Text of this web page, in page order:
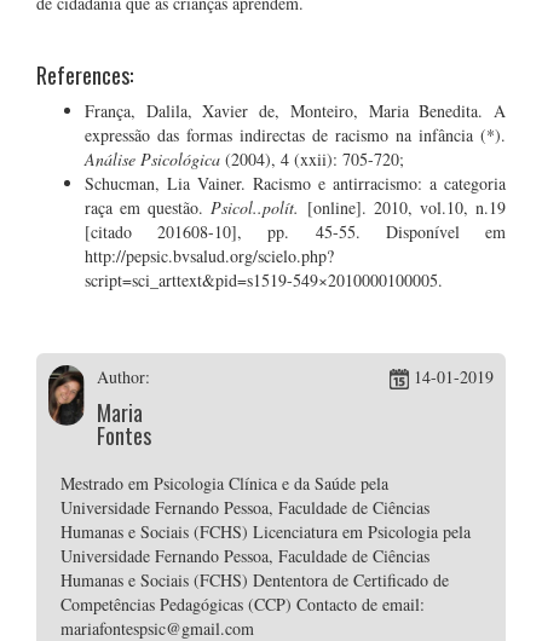
References:
França, Dalila, Xavier de, Monteiro, Maria Benedita. A
expressão das formas indirectas de racismo na infância (*).
Análise Psicológica (2004), 4 (xxii): 705-720;
Schucman, Lia Vainer. Racismo e antirracismo: a categoria
raça em questão.Psicol..polít. [online]. 2010, vol.10, n.19
[citado 201608-10], pp. 45-55. Disponível em
http://pepsic.bvsalud.org/scielo.php?
script=sci_arttext&pid=s1519-549×2010000100005.
Author:
Maria
Fontes
14-01-2019
Mestrado em Psicologia Clínica e da Saúde pela
Universidade Fernando Pessoa, Faculdade de Ciências
Humanas e Sociais (FCHS) Licenciatura em Psicologia pela
Universidade Fernando Pessoa, Faculdade de Ciências
Humanas e Sociais (FCHS) Dententora de Certificado de
Competências Pedagógicas (CCP) Contacto de email:
mariafontespsic@gmail.com